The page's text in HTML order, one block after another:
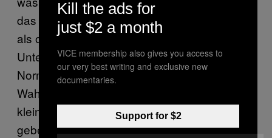
das Bewusstsein verändert. Es sieht so aus,
als ob Psilocybin Menschen mit ihrem
Unterbewusstsein in Verbindung bringt.
Normalerweise schränkt unser Gehirn unsere
Wahrnehmung ein und zeigt uns ein
kleineres Bild von der Welt. Diese Drogen
geben den Probanden größeren Zugang zu
Kill the ads for
just $2 a month
VICE membership also gives you access to
our very best writing and exclusive new
documentaries.
Support for $2